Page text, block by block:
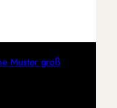
Muster groß